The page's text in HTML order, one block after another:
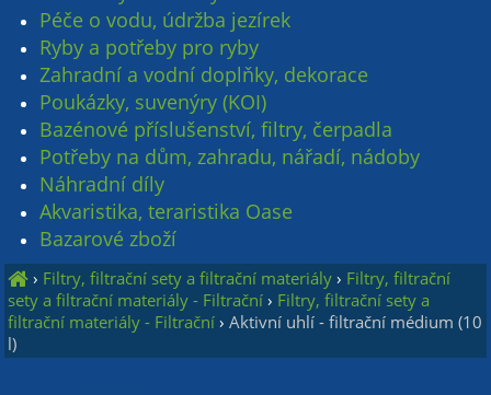
Péče o vodu, údržba jezírek
Ryby a potřeby pro ryby
Zahradní a vodní doplňky, dekorace
Poukázky, suvenýry (KOI)
Bazénové příslušenství, filtry, čerpadla
Potřeby na dům, zahradu, nářadí, nádoby
Náhradní díly
Akvaristika, teraristika Oase
Bazarové zboží
› Filtry, filtrační sety a filtrační materiály › Filtry, filtrační
sety a filtrační materiály - Filtrační › Filtry, filtrační sety a
filtrační materiály - Filtrační ›Aktivní uhlí - filtrační médium (10
l)